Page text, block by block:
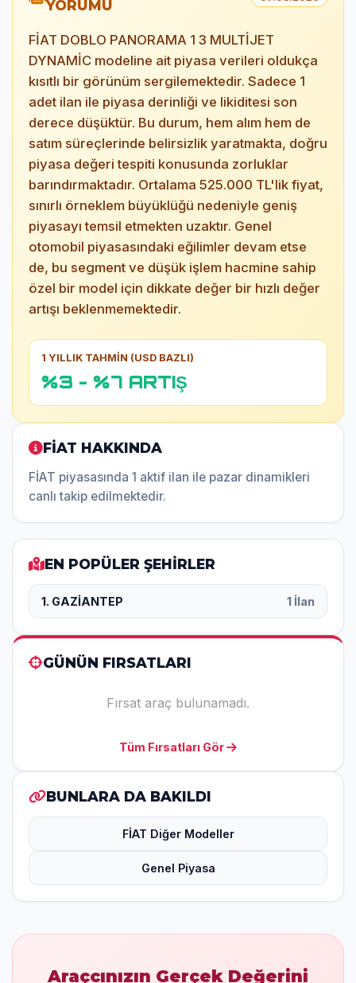
YORUMU
FİAT DOBLO PANORAMA 1 3 MULTİJET
DYNAMİC modeline ait piyasa verileri oldukça
kısıtlı bir görünüm sergilemektedir. Sadece 1
adet ilan ile piyasa derinliği ve likiditesi son
derece düşüktür. Bu durum, hem alım hem de
satım süreçlerinde belirsizlik yaratmakta, doğru
piyasa değeri tespiti konusunda zorluklar
barındırmaktadır. Ortalama 525.000 TL'lik fiyat,
sınırlı örneklem büyüklüğü nedeniyle geniş
piyasayı temsil etmekten uzaktır. Genel
otomobil piyasasındaki eğilimler devam etse
de, bu segment ve düşük işlem hacmine sahip
özel bir model için dikkate değer bir hızlı değer
artışı beklenmemektedir.
1 YILLIK TAHMİN (USD BAZLI)
%3 - %7 ARTIŞ
FİAT HAKKINDA
FİAT piyasasında 1 aktif ilan ile pazar dinamikleri
canlı takip edilmektedir.
EN POPÜLER ŞEHİRLER
1. GAZİANTEP 1 İlan
GÜNÜN FIRSATLARI
Fırsat araç bulunamadı.
Tüm Fırsatları Gör
BUNLARA DA BAKILDI
FİAT Diğer Modeller
Genel Piyasa
Araçcınızın Gerçek Değerini